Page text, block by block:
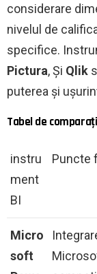
considerare
nivelul de
specifice.
Pictura, Și Qlik
puterea și
Tabel de
instru
ment
BI
Puncte
Micro
soft